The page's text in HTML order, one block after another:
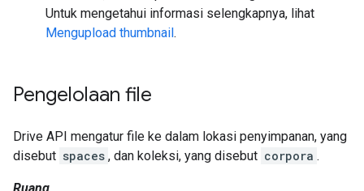
Untuk mengetahui informasi selengkapnya, lihat
Mengupload thumbnail.
Pengelolaan file
Drive API mengatur file ke dalam lokasi penyimpanan, yang
disebut spaces , dan koleksi, yang disebut corpora .